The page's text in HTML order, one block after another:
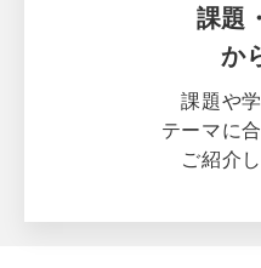
課題
か
課題や
テーマに
ご紹介